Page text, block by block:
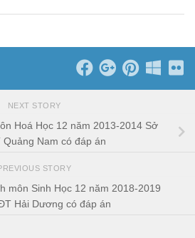
NEXT STORY
Hoá Học 12 năm 2013-2014 Sở
Quảng Nam có đáp án
STORY
môn Sinh Học 12 năm 2018-2019
Hải Dương có đáp án